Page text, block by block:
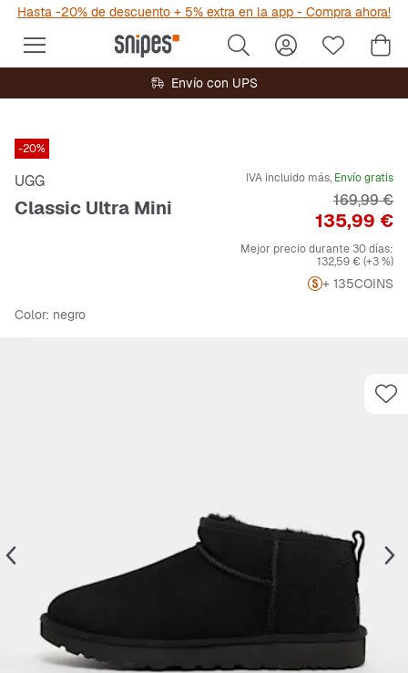
Hasta -20% de descuento + 5% extra en la app - Compra ahora!
Envío con UPS
-20%
UGG
Classic Ultra Mini
IVA incluido más, Envío gratis
Precio
135,99 €
Precio
169,99 €
Mejor precio durante 30 días:
132,59 € (+3 %)
+ 135COINS
Color: negro